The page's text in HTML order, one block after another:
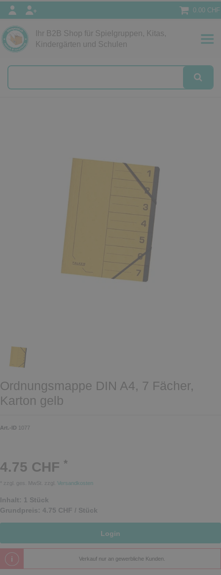
0.00 CHF
Ihr B2B Shop für Spielgruppen, Kitas,
Kindergärten und Schulen
Papeterie
Ordnungsmappe DIN A4, 7 Fächer,
Karton gelb
Art.-ID 1077
4.75 CHF *
* zzgl. ges. MwSt. zzgl. Versandkosten
Inhalt: 1 Stück
Grundpreis: 4.75 CHF / Stück
Login
Verkauf nur an gewerbliche Kunden.